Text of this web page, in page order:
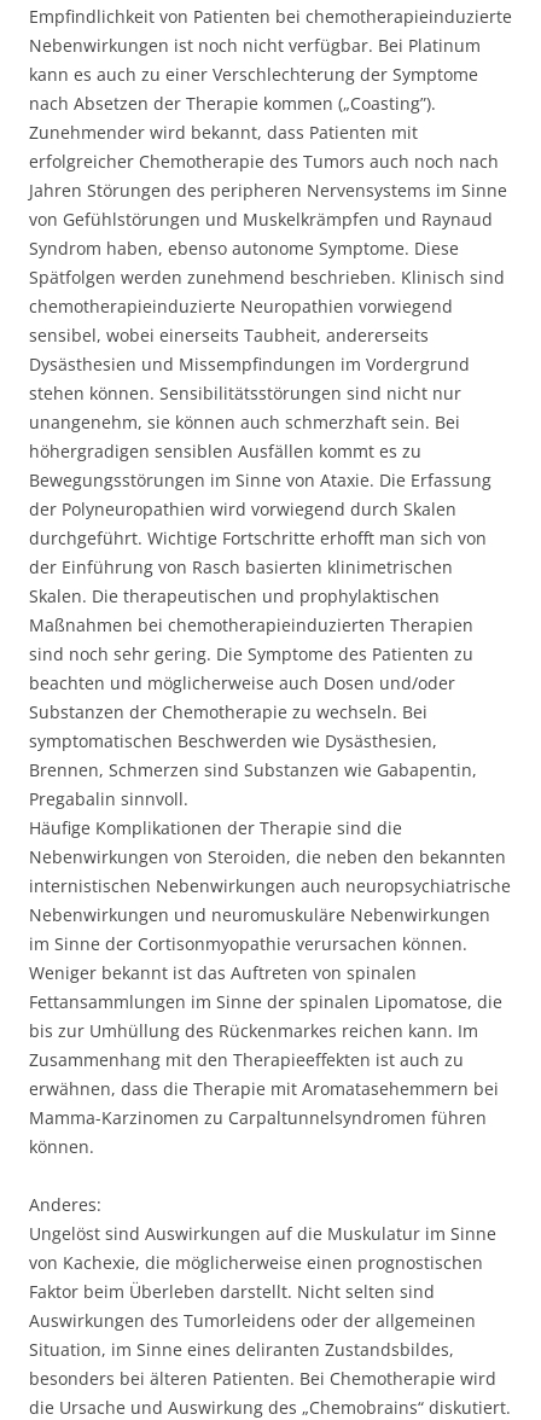
Empfindlichkeit von Patienten bei chemotherapieinduzierte
Nebenwirkungen ist noch nicht verfügbar. Bei Platinum
kann es auch zu einer Verschlechterung der Symptome
nach Absetzen der Therapie kommen („Coasting”).
Zunehmender wird bekannt, dass Patienten mit
erfolgreicher Chemotherapie des Tumors auch noch nach
Jahren Störungen des peripheren Nervensystems im Sinne
von Gefühlstörungen und Muskelkrämpfen und Raynaud
Syndrom haben, ebenso autonome Symptome. Diese
Spätfolgen werden zunehmend beschrieben. Klinisch sind
chemotherapieinduzierte Neuropathien vorwiegend
sensibel, wobei einerseits Taubheit, andererseits
Dysästhesien und Missempfindungen im Vordergrund
stehen können. Sensibilitätsstörungen sind nicht nur
unangenehm, sie können auch schmerzhaft sein. Bei
höhergradigen sensiblen Ausfällen kommt es zu
Bewegungsstörungen im Sinne von Ataxie. Die Erfassung
der Polyneuropathien wird vorwiegend durch Skalen
durchgeführt. Wichtige Fortschritte erhofft man sich von
der Einführung von Rasch basierten klinimetrischen
Skalen. Die therapeutischen und prophylaktischen
Maßnahmen bei chemotherapieinduzierten Therapien
sind noch sehr gering. Die Symptome des Patienten zu
beachten und möglicherweise auch Dosen und/oder
Substanzen der Chemotherapie zu wechseln. Bei
symptomatischen Beschwerden wie Dysästhesien,
Brennen, Schmerzen sind Substanzen wie Gabapentin,
Pregabalin sinnvoll.
Häufige Komplikationen der Therapie sind die
Nebenwirkungen von Steroiden, die neben den bekannten
internistischen Nebenwirkungen auch neuropsychiatrische
Nebenwirkungen und neuromuskuläre Nebenwirkungen
im Sinne der Cortisonmyopathie verursachen können.
Weniger bekannt ist das Auftreten von spinalen
Fettansammlungen im Sinne der spinalen Lipomatose, die
bis zur Umhüllung des Rückenmarkes reichen kann. Im
Zusammenhang mit den Therapieeffekten ist auch zu
erwähnen, dass die Therapie mit Aromatasehemmern bei
Mamma-Karzinomen zu Carpaltunnelsyndromen führen
können.
Anderes:
Ungelöst sind Auswirkungen auf die Muskulatur im Sinne
von Kachexie, die möglicherweise einen prognostischen
Faktor beim Überleben darstellt. Nicht selten sind
Auswirkungen des Tumorleidens oder der allgemeinen
Situation, im Sinne eines deliranten Zustandsbildes,
besonders bei älteren Patienten. Bei Chemotherapie wird
die Ursache und Auswirkung des „Chemobrains“ diskutiert.